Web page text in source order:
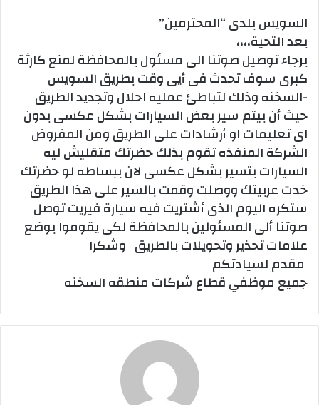
السويس بلدى “المحترمين”
بعد التحية،،،،
برجاء توصيل صوتنا الى مسئول بالمحافظة لمنع كارثة
كبرى سوف تحدث فى أيى وقت بطريق السويس
-السخنه وذلك لتباطئ عمليه احلال وتجديد الطريق
حيث أن بيتم سير بعض السيارات بشكل عكسى بدون
اى تعليمات او أرشادات على الطريق ومن المفروض
الشركة المنفذه تقوم بذلك حضرتك متقليش ليه
السيارات بتسير بشكل عكسى لان ببساطه لو حضرتك
خدت عربيتك ووصلت وقمت بالسير على هذا الطريق
ستكره اليوم الذى أشتريت فيه سيارة فيريت توصل
صوتنا ألى المسئولين بالمحافظة لكى يقوموا بوضع
علامات تحذير وتحويلات بالطريق وشكرا
مقدم لسيادتكم
جميع موظفي قطاع شركات منطقه السخنه